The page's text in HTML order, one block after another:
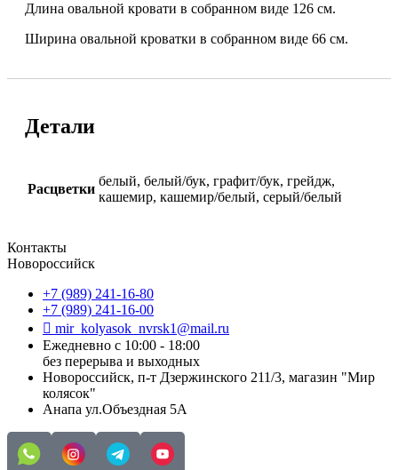
Длина овальной кровати в собранном виде 126 см.
Ширина овальной кроватки в собранном виде 66 см.
Детали
Расцветки
белый, белый/бук, графит/бук, грейдж,
кашемир, кашемир/белый, серый/белый
Контакты
Новороссийск
+7 (989) 241-16-80
+7 (989) 241-16-00
mir_kolyasok_nvrsk1@mail.ru
Ежедневно с 10:00 - 18:00
без перерыва и выходных
Новороссийск, п-т Дзержинского 211/3, магазин "Мир
колясок"
Анапа ул.Объездная 5А